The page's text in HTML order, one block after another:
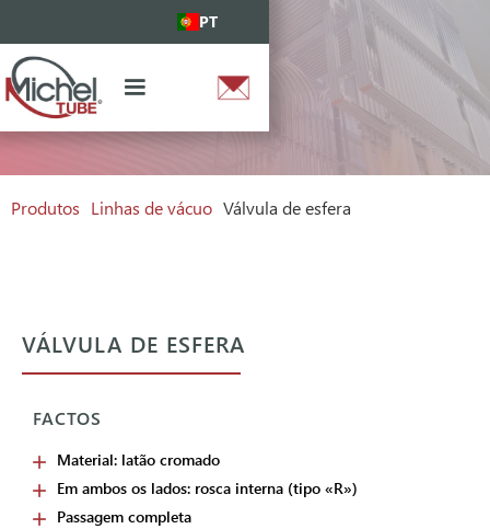
PT
Produtos Linhas de vácuo Válvula de esfera
VÁLVULA DE ESFERA
FACTOS
Material: latão cromado
Em ambos os lados: rosca interna (tipo «R»)
Passagem completa